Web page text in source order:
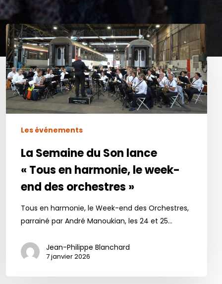
La
Semaine
du
Son
lance
« Tous
en
orchestres »
Les événements
La Semaine du Son lance
« Tous en harmonie, le week-
end des orchestres »
Tous en harmonie, le Week-end des Orchestres,
parrainé par André Manoukian, les 24 et 25…
Jean-Philippe Blanchard
7 janvier 2026